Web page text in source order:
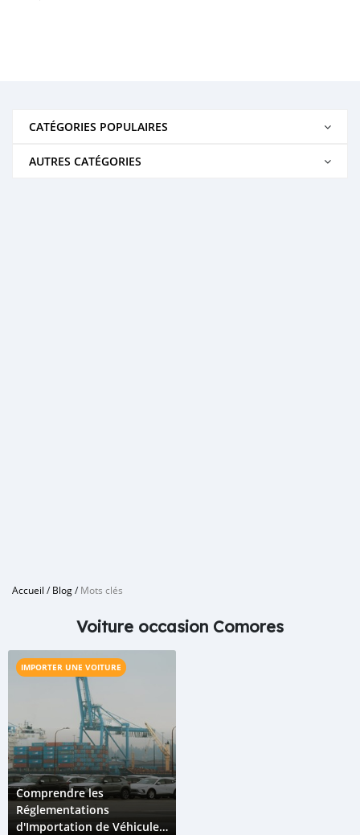
CATÉGORIES POPULAIRES
AUTRES CATÉGORIES
Accueil /Blog/Mots clés
Voiture occasion Comores
IMPORTER UNE VOITURE
Comprendre les
Réglementations
d'Importation de Véhicules